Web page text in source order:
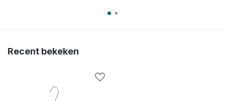
Recent bekeken